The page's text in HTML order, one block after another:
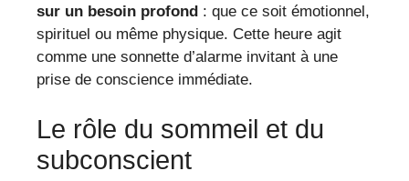
sur un besoin profond : que ce soit émotionnel,
spirituel ou même physique. Cette heure agit
comme une sonnette d’alarme invitant à une
prise de conscience immédiate.
Le rôle du sommeil et du
subconscient